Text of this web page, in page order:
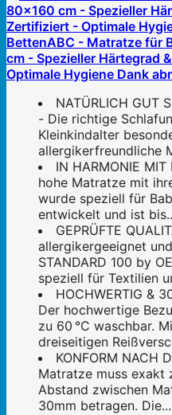
BettenABC - Matratze für
cm - Spezieller Härtegrad
Optimale Hygiene Dank
NATÜRLICH GUT
- Die richtige
Kleinkindalter
allergikerfreundliche
IN HARMONIE MIT
hohe Matratze mit
wurde speziell für
entwickelt und ist
GEPRÜFTE
allergikergeeignet
STANDARD 100 by
speziell für Textilien
HOCHWERTIG &
Der hochwertige
zu 60 °C waschbar.
dreiseitigen
KONFORM NACH
Matratze muss exakt
Abstand zwischen
30mm betragen. Die...